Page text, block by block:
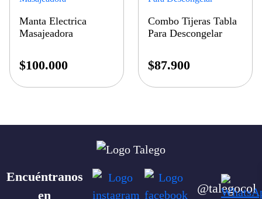
Manta Electrica
Masajeadora
$100.000
Combo Tijeras Tabla
Para Descongelar
$87.900
Encuéntranos
en
@talegocol